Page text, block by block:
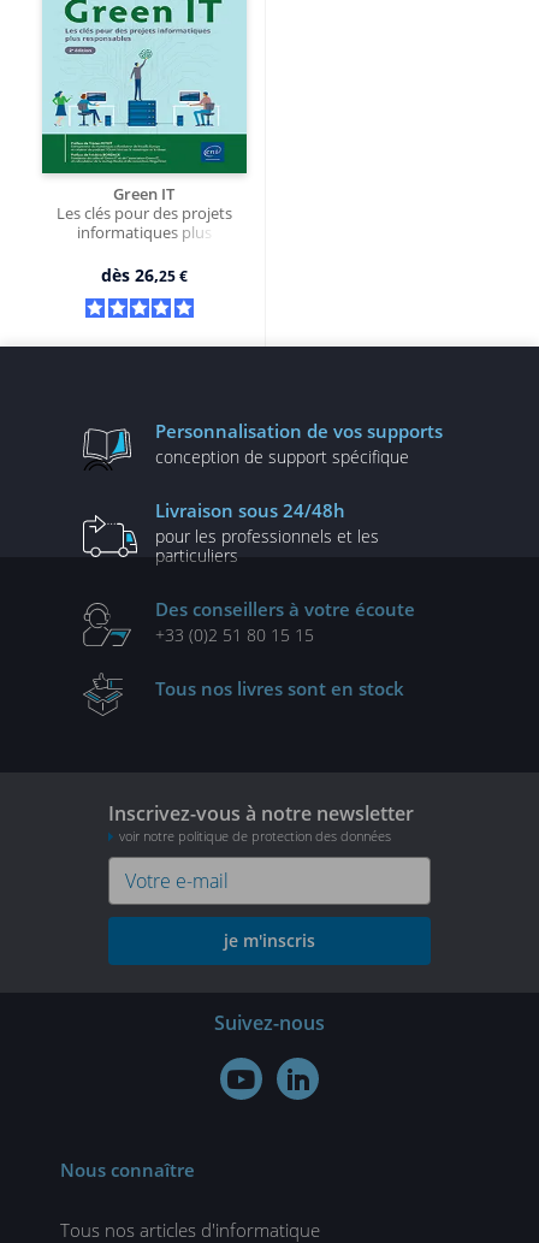
personnelles et son activité professionnelle.
Green IT
Les clés pour des projets
informatiques plus
dès 26,25 €
Personnalisation de vos supports
conception de support spécifique
Livraison sous 24/48h
pour les professionnels et les
particuliers
Des conseillers à votre écoute
+33 (0)2 51 80 15 15
Tous nos livres sont en stock
Inscrivez-vous à notre newsletter
voir notre politique de protection des données
je m'inscris
Suivez-nous
 
Nous connaître
Tous nos articles d'informatique